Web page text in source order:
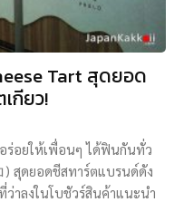
Tart สุดยอด
กียว!
ร่อยให้เพื่อนๆ ได้ฟินกันทั่ว
) สุดยอดชีสทาร์ตแบรนด์ดัง
ว่าลงในโบชัวร์สินค้าแนะนำ